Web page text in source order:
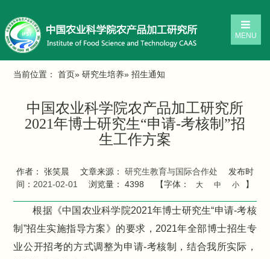
MENU
当前位置：首页»研究生培养» 招生通知
中国农业科学院农产品加工研究所
2021年博士研究生“申请-考核制”招
生工作方案
作者： 张笑晨 文章来源： 研究生教育与国际合作处
发布时
间： 2021-02-01 浏览量： 4398 【字体： 大 中 小 】
根据《中国农业科学院2021年博士研究生“申请-考核
制”招生实施指导方案》的要求，2021年全部博士招生专
业公开招考的方式调整为申请-考核制，结合我所实际，